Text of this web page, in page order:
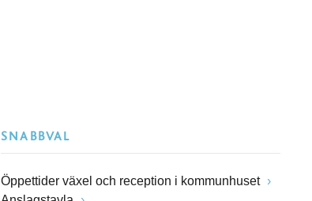
SNABBVAL
Öppettider växel och reception i kommunhuset